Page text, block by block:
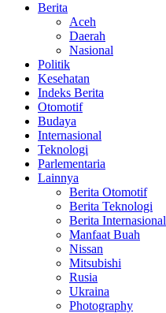
Berita
Aceh
Daerah
Nasional
Politik
Kesehatan
Indeks Berita
Otomotif
Budaya
Internasional
Teknologi
Parlementaria
Lainnya
Berita Otomotif
Berita Teknologi
Berita Internasional
Manfaat Buah
Nissan
Mitsubishi
Rusia
Ukraina
Photography